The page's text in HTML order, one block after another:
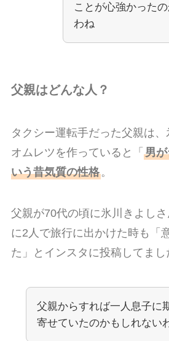
ことが心強かった
わね
父親はどんな人？
タクシー運転手だった父親は
オムレツを作っていると「 男
いう昔気質の性格。
父親が70代の頃に氷川きよし
に2人で旅行に出かけた時も「
た」とインスタに投稿してまし
父親からすれば一人息子に
寄せていたのかもしれない